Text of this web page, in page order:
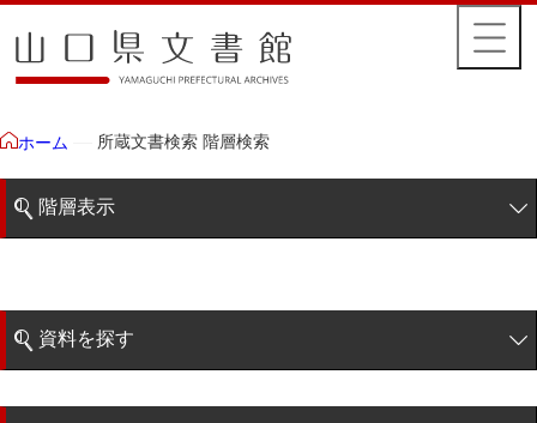
ホーム 所蔵文書検索 階層検索
階層表示
藩政文書
資料を探す